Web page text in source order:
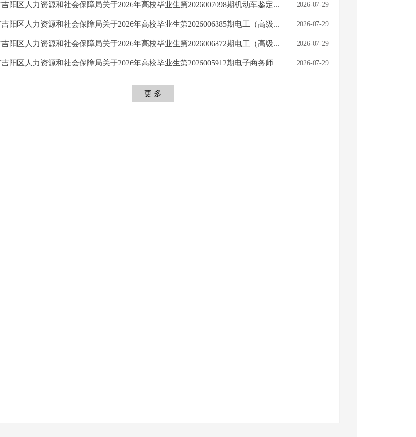
吉阳区人力资源和社会保障局关于2026年高校毕业生第2026007098期机动车鉴定... 2026-07-29
吉阳区人力资源和社会保障局关于2026年高校毕业生第2026006885期电工（高级... 2026-07-29
吉阳区人力资源和社会保障局关于2026年高校毕业生第2026006872期电工（高级... 2026-07-29
吉阳区人力资源和社会保障局关于2026年高校毕业生第2026005912期电子商务师... 2026-07-29
更 多